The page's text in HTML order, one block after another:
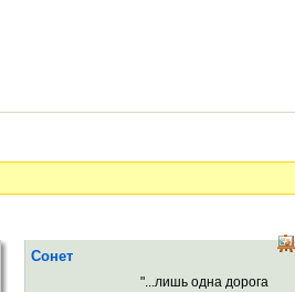
Сонет
"...лишь одна дорога